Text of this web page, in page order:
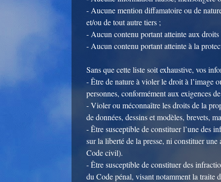
- Aucune mention diffamatoire ou de
et/ou de tout autre tiers ;
- Aucun contenu portant atteinte aux
- Aucun contenu portant atteinte à la
Sans que cette liste soit exhaustive, vos
- Être de nature à violer le droit à l’image
personnes, conformément aux exigences
- Violer ou méconnaître les droits de la
de données, dessins et modèles, brevets,
- Être susceptible de constituer l’une des
sur la liberté de la presse, ni constituer
Code civil).
- Être susceptible de constituer des
du Code pénal, visant notamment la traite